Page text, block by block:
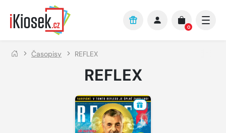
Přejít na hlavní obsah
0
Časopisy REFLEX
REFLEX